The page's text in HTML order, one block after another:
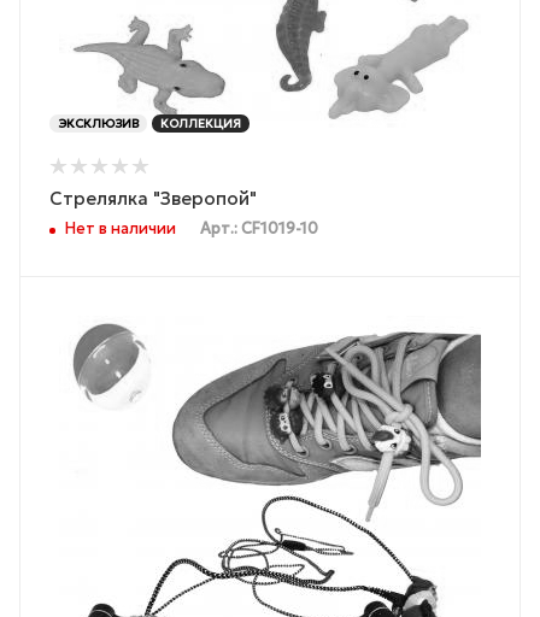
ЭКСКЛЮЗИВ КОЛЛЕКЦИЯ
Стрелялка "Зверопой"
Нет в наличии Арт.: CF1019-10